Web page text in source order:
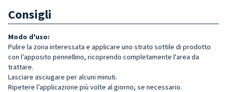
Consigli
Modo d'uso:
Pulire la zona interessata e applicare uno strato sottile di prodotto
con l’apposito pennellino, ricoprendo completamente l'area da
trattare.
Lasciare asciugare per alcuni minuti.
Ripetere l’applicazione più volte al giorno, se necessario.